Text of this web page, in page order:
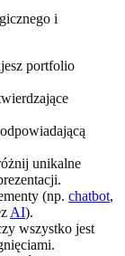
i
portfolio
unikalne
(np. chatbot,
AI).
wszystko jest